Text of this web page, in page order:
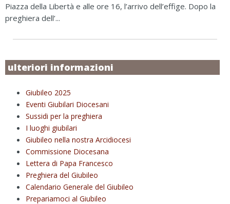
Piazza della Libertà e alle ore 16, l’arrivo dell’effige. Dopo la
preghiera dell’...
ulteriori informazioni
Giubileo 2025
Eventi Giubilari Diocesani
Sussidi per la preghiera
I luoghi giubilari
Giubileo nella nostra Arcidiocesi
Commissione Diocesana
Lettera di Papa Francesco
Preghiera del Giubileo
Calendario Generale del Giubileo
Prepariamoci al Giubileo